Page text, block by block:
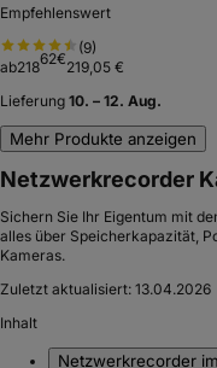
Empfehlenswert
(9)
ab21862€219,05 €
Lieferung 10. – 12. Aug.
Mehr Produkte anzeigen
Netzwerkrecorder
Sichern Sie Ihr Eigentum mit
alles über Speicherkapazität,
Kameras.
Zuletzt aktualisiert: 13.04.2026
Inhalt
Netzwerkrecorder